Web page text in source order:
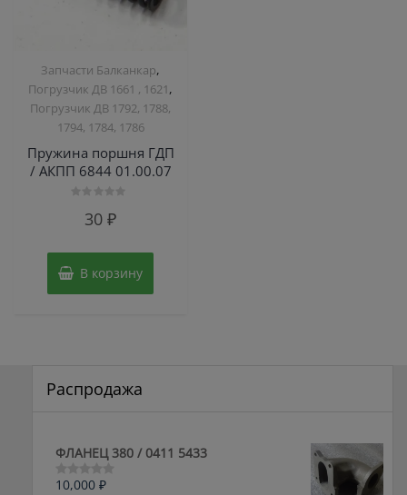
Запчасти Балканкар,
Погрузчик ДВ 1661 , 1621,
Погрузчик ДВ 1792, 1788,
1794, 1784, 1786
Пружина поршня ГДП
/ АКПП 6844 01.00.07
30₽
В корзину
Распродажа
ФЛАНЕЦ 380 / 0411 5433
Оценка
10,000 ₽